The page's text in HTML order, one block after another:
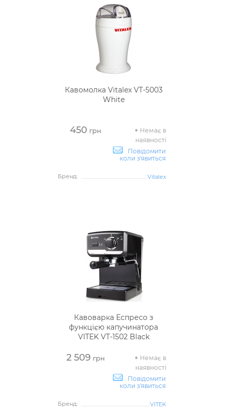
Кавомолка Vitalex VT-5003
White
450 грн
Немає в
наявності
Повідомити
коли з'явиться
Бренд: Vitalex
Кавоварка Еспресо з
функцією капучинатора
VITEK VT-1502 Black
2 509 грн
Немає в
наявності
Повідомити
коли з'явиться
Бренд: VITEK